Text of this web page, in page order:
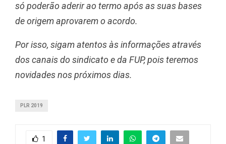
só poderão aderir ao termo após as suas bases
de origem aprovarem o acordo.
Por isso, sigam atentos às informações através
dos canais do sindicato e da FUP, pois teremos
novidades nos próximos dias.
PLR 2019
1